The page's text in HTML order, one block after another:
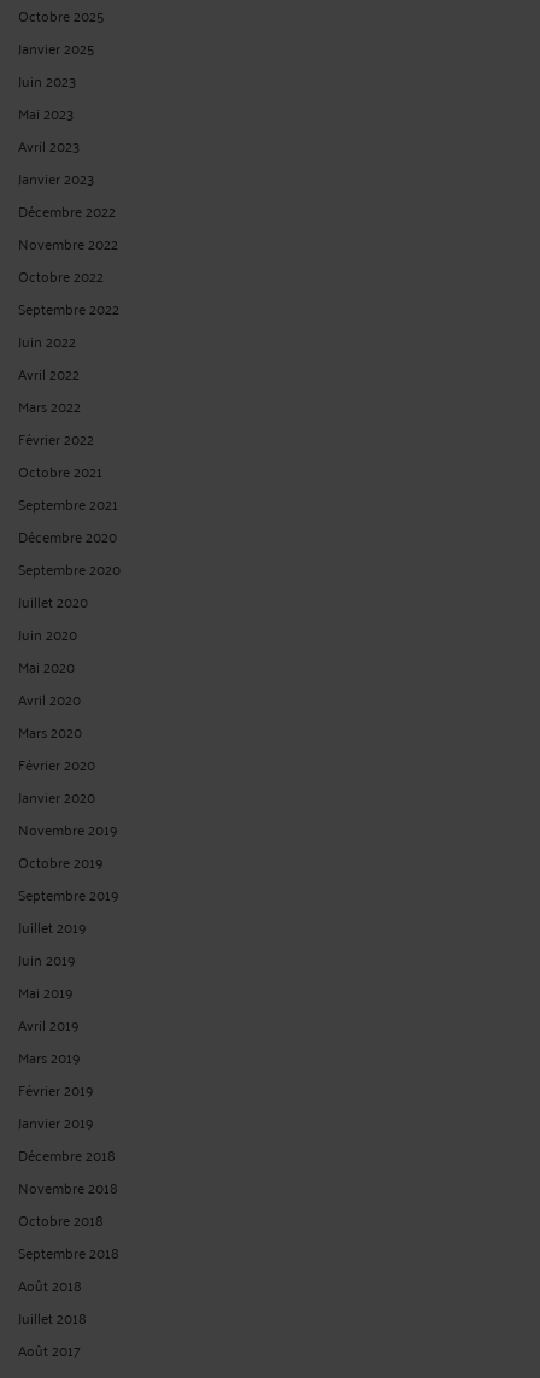
Octobre 2025
Janvier 2025
Juin 2023
Mai 2023
Avril 2023
Janvier 2023
Décembre 2022
Novembre 2022
Octobre 2022
Septembre 2022
Juin 2022
Avril 2022
Mars 2022
Février 2022
Octobre 2021
Septembre 2021
Décembre 2020
Septembre 2020
Juillet 2020
Juin 2020
Mai 2020
Avril 2020
Mars 2020
Février 2020
Janvier 2020
Novembre 2019
Octobre 2019
Septembre 2019
Juillet 2019
Juin 2019
Mai 2019
Avril 2019
Mars 2019
Février 2019
Janvier 2019
Décembre 2018
Novembre 2018
Octobre 2018
Septembre 2018
Août 2018
Juillet 2018
Août 2017